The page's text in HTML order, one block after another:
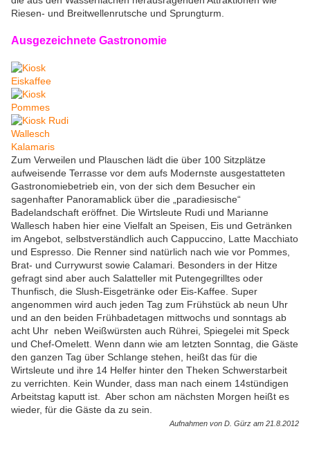
Riesen- und Breitwellenrutsche und Sprungturm.
Ausgezeichnete Gastronomie
Zum Verweilen und Plauschen lädt die über 100 Sitzplätze
aufweisende Terrasse vor dem aufs Modernste ausgestatteten
Gastronomiebetrieb ein, von der sich dem Besucher ein
sagenhafter Panoramablick über die „paradiesische“
Badelandschaft eröffnet. Die Wirtsleute Rudi und Marianne
Wallesch haben hier eine Vielfalt an Speisen, Eis und Getränken
im Angebot, selbstverständlich auch Cappuccino, Latte Macchiato
und Espresso. Die Renner sind natürlich nach wie vor Pommes,
Brat- und Currywurst sowie Calamari. Besonders in der Hitze
gefragt sind aber auch Salatteller mit Putengegrilltes oder
Thunfisch, die Slush-Eisgetränke oder Eis-Kaffee. Super
angenommen wird auch jeden Tag zum Frühstück ab neun Uhr
und an den beiden Frühbadetagen mittwochs und sonntags ab
acht Uhr neben Weißwürsten auch Rührei, Spiegelei mit Speck
und Chef-Omelett. Wenn dann wie am letzten Sonntag, die Gäste
den ganzen Tag über Schlange stehen, heißt das für die
Wirtsleute und ihre 14 Helfer hinter den Theken Schwerstarbeit
zu verrichten. Kein Wunder, dass man nach einem 14stündigen
Arbeitstag kaputt ist. Aber schon am nächsten Morgen heißt es
wieder, für die Gäste da zu sein.
Aufnahmen von D. Gürz am 21.8.2012